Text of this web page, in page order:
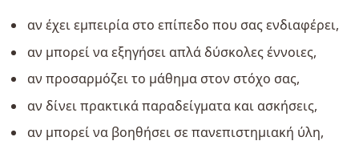
αν έχει εμπειρία στο επίπεδο που σας ενδιαφέρει,
αν μπορεί να εξηγήσει απλά δύσκολες έννοιες,
αν προσαρμόζει το μάθημα στον στόχο σας,
αν δίνει πρακτικά παραδείγματα και ασκήσεις,
αν μπορεί να βοηθήσει σε πανεπιστημιακή ύλη,